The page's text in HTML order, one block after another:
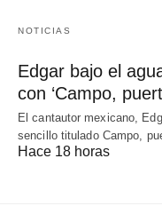
NOTICIAS
Edgar bajo el
con ‘Campo,
El cantautor mexicano,
sencillo titulado Campo,
Hace 18 horas